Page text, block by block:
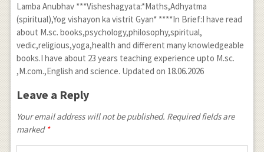
Lamba Anubhav ***Visheshagyata:*Maths,Adhyatma
(spiritual),Yog vishayon ka vistrit Gyan* ****In Brief:I have read
about M.sc. books,psychology,philosophy,spiritual,
vedic,religious,yoga,health and different many knowledgeable
books.I have about 23 years teaching experience upto M.sc.
,M.com.,English and science. Updated on 18.06.2026
Leave a Reply
Your email address will not be published. Required fields are
marked *